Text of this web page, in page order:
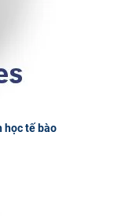
học tế bào